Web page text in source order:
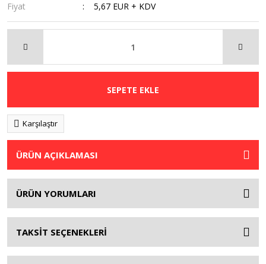
Fiyat
5,67 EUR + KDV
SEPETE EKLE
Karşılaştır
ÜRÜN AÇIKLAMASI
ÜRÜN YORUMLARI
TAKSİT SEÇENEKLERİ